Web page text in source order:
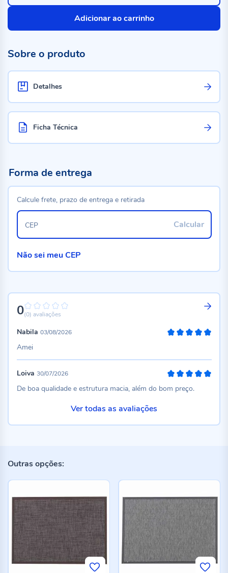
Adicionar ao carrinho
Sobre o produto
Detalhes
Ficha Técnica
00%
(0) avaliações
Nabila 03/08/2026
Amei
Loiva 30/07/2026
De boa qualidade e estrutura macia, além do bom preço.
Ver todas as avaliações
Forma de entrega
Calcule frete, prazo de entrega e retirada
Calcular
CEP
Não sei meu CEP
Outras opções: